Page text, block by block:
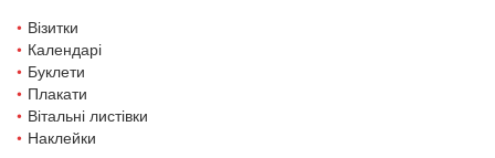
Візитки
Календарі
Буклети
Плакати
Вітальні листівки
Наклейки